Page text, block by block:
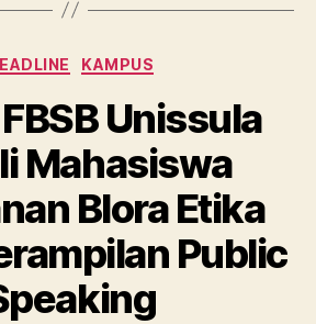
Categories
KAMPUS
Unissula
Mahasiswa
Blora Etika
Public